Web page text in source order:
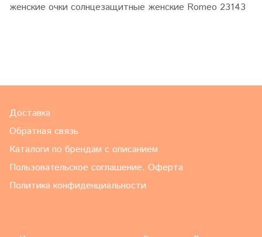
женские очки солнцезащитные женские Romeo 23143
Доставка
Обратная связь
Каталоги по брендам с описанием
Пользовательское соглашение. Оферта
Политика конфиденциальности